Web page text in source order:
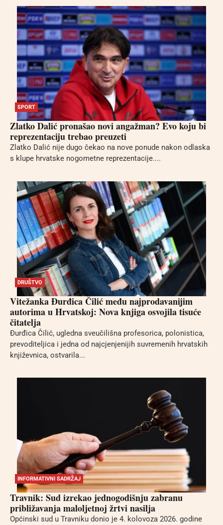
SPORT
Zlatko Dalić pronašao novi angažman? Evo koju bi
reprezentaciju trebao preuzeti
Zlatko Dalić nije dugo čekao na nove ponude nakon odlaska
s klupe hrvatske nogometne reprezentacije....
DRUŠTVO
Vitežanka Đurđica Čilić među najprodavanijim
autorima u Hrvatskoj: Nova knjiga osvojila tisuće
čitatelja
Đurđica Čilić, ugledna sveučilišna profesorica, polonistica,
prevoditeljica i jedna od najcjenjenijih suvremenih hrvatskih
književnica, ostvarila...
INFORMATIVNI SADRŽAJ
Travnik: Sud izrekao jednogodišnju zabranu
približavanja maloljetnoj žrtvi nasilja
Općinski sud u Travniku donio je 4. kolovoza 2026. godine